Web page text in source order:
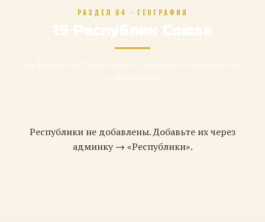
РАЗДЕЛ 04 · ГЕОГРАФИЯ
15 Республик Союза
Республики не добавлены. Добавьте их через
админку → «Республики».